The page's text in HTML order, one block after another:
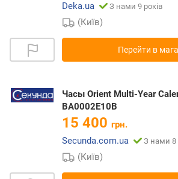
Deka.ua
З нами 9 років
(Київ)
Перейти в
Часы Orient Multi-Year
BA0002E10B
15 400 грн.
Secunda.com.ua
З нами 8
(Київ)